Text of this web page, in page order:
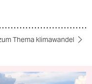
Thema klimawandel